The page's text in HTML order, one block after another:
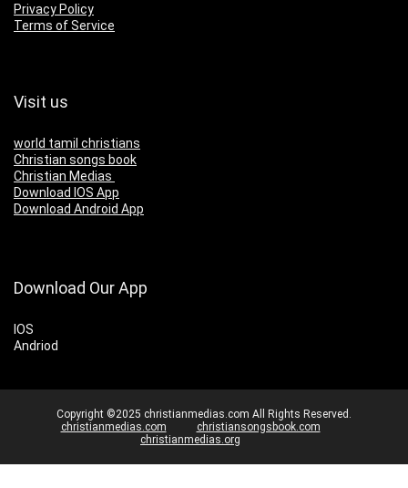
Privacy Policy
Terms of Service
Visit us
world tamil christians
Christian songs book
Christian Medias
Download IOS App
Download Android App
Download Our App
IOS
Andriod
Copyright ©2025 christianmedias.com All Rights Reserved.
christianmedias.com
christiansongsbook.com
christianmedias.org